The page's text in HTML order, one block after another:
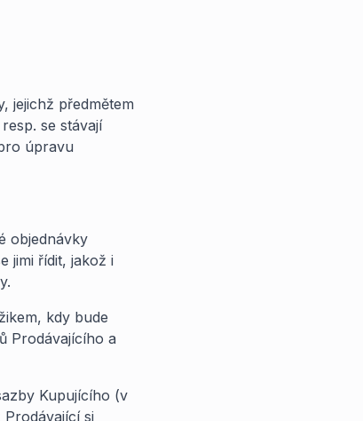
jejichž předmětem
se stávají
úpravu
objednávky
jimi řídit, jakož i
kdy bude
Prodávajícího a
Kupujícího (v
si